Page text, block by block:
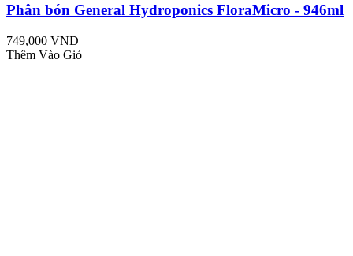
Phân bón General Hydroponics FloraMicro - 946ml
749,000 VND
Thêm Vào Giỏ